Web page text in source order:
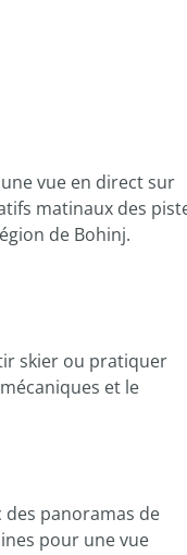
vue en direct sur
matinaux des
de Bohinj.
skier ou pratiquer
et le
des panoramas de
pour une vue